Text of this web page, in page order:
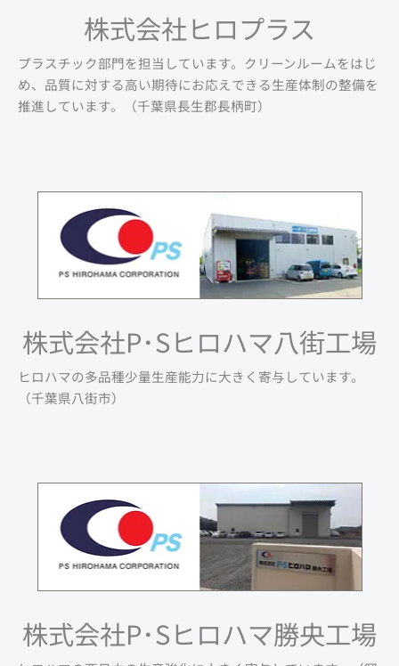
株式会社ヒロプラス
プラスチック部門を担当しています。クリーンルームをはじ
め、品質に対する高い期待にお応えできる生産体制の整備を
推進しています。（千葉県長生郡長柄町）
株式会社P･Sヒロハマ八街工場
ヒロハマの多品種少量生産能力に大きく寄与しています。
（千葉県八街市）
株式会社P･Sヒロハマ勝央工場